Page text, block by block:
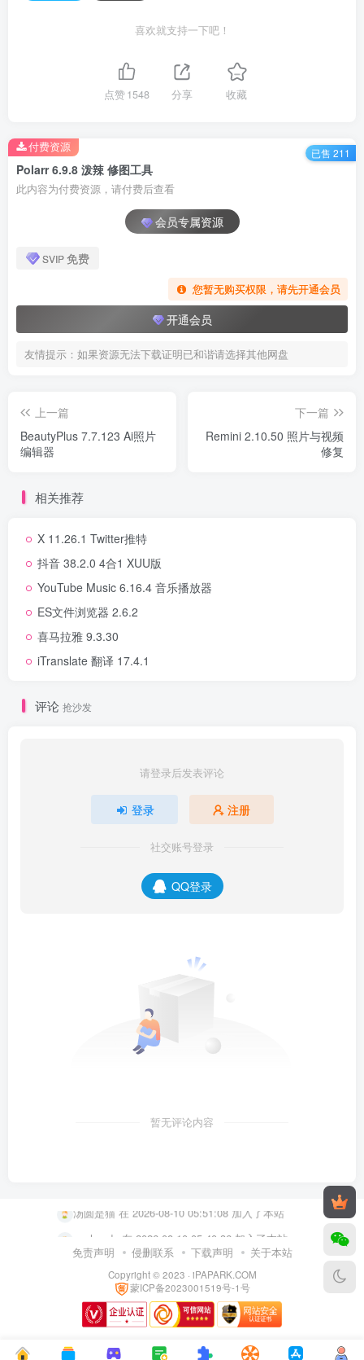
喜欢就支持一下吧！
点赞1548 分享 收藏
Polarr 6.9.8 泼辣 修图工具
此内容为付费资源，请付费后查看
会员专属资源
SVIP免费
您暂无购买权限，请先开通会员
开通会员
友情提示：如果资源无法下载证明已和谐请选择其他网盘
付费资源 已售 211
上一篇
BeautyPlus 7.7.123 Ai照片
编辑器
下一篇
Remini 2.10.50 照片与视频
修复
相关推荐
X 11.26.1 Twitter推特
抖音 38.2.0 4合1 XUU版
YouTube Music 6.16.4 音乐播放器
ES文件浏览器 2.6.2
喜马拉雅 9.3.30
iTranslate 翻译 17.4.1
评论 抢沙发
请登录后发表评论
登录 注册
社交账号登录
QQ登录
暂无评论内容
oychyyds 在 2026-08-10 05:40:36 加入了本站
user53387115 在 2026-08-10 05:37:43 加入了本站
user61959314 在 2026-08-10 05:28:04 加入了本站
user65416014 在 2026-08-10 05:10:16 加入了本站
user57238602 在 2026-08-10 04:40:33 加入了本站
user47405173 在 2026-08-10 03:16:05 加入了本站
免责声明 侵删联系 下载声明 关于本站
Copyright © 2023 · iPAPARK.COM
蒙ICP备2023001519号-1号